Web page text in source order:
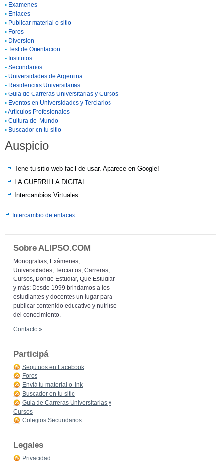
• Examenes
• Enlaces
• Publicar material o sitio
• Foros
• Diversion
• Test de Orientacion
• Institutos
• Secundarios
• Universidades de Argentina
• Residencias Universitarias
• Guia de Carreras Universitarias y Cursos
• Eventos en Universidades y Terciarios
•Artículos Profesionales
• Cultura del Mundo
• Buscador en tu sitio
Auspicio
Tene tu sitio web facil de usar. Aparece en Google!
LA GUERRILLA DIGITAL
Intercambios Virtuales
Intercambio de enlaces
Sobre ALIPSO.COM
Monografias, Exámenes,
Universidades, Terciarios, Carreras,
Cursos, Donde Estudiar, Que Estudiar
y más: Desde 1999 brindamos a los
estudiantes y docentes un lugar para
publicar contenido educativo y nutrirse
del conocimiento.
Contacto »
Participá
Seguinos en Facebook
Foros
Enviá tu material o link
Buscador en tu sitio
Guia de Carreras Universitarias y
Cursos
Colegios Secundarios
Legales
Privacidad